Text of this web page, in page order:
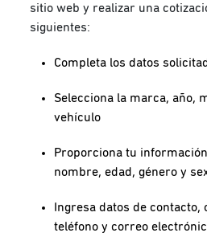
sitio web y realizar una
siguientes:
Completa los datos
Selecciona la marca, año,
vehículo
Proporciona tu
nombre, edad, género y
Ingresa datos de contacto,
teléfono y correo